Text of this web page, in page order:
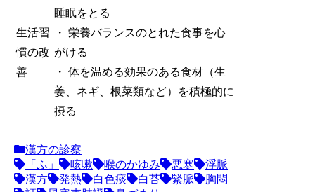
生活習
慣の改
善
睡眠をとる
・ 栄養バランスのとれた食事を心
がける
・ 体を温める効果のある食材（生
姜、ネギ、根菜類など）を積極的に
摂る
漢方の診察
「ふ」
咳嗽 喉のかゆみ 悪寒
浮脈
漢方
発熱 白色痰 白苔 緊脈
胸悶